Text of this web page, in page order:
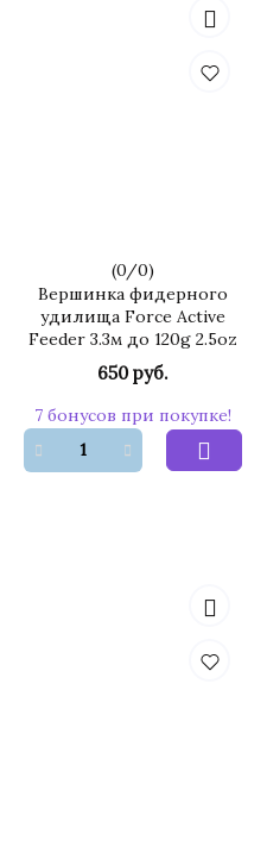
(0/0)
Вершинка фидерного
удилища Force Active
Feeder 3.3м до 120g 2.5oz
650 руб.
7 бонусов при покупке!